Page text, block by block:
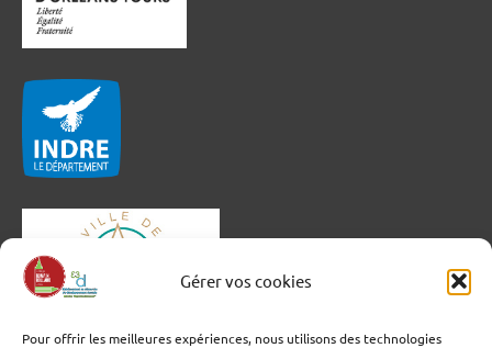
Gérer vos cookies
Pour offrir les meilleures expériences, nous utilisons des technologies